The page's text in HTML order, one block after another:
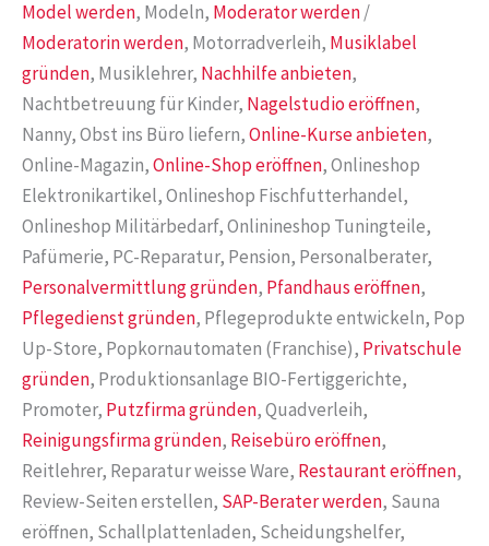
Model werden, Modeln, Moderator werden/
Moderatorin werden, Motorradverleih, Musiklabel
gründen, Musiklehrer, Nachhilfe anbieten,
Nachtbetreuung für Kinder, Nagelstudio eröffnen,
Nanny, Obst ins Büro liefern,Online-Kurse anbieten,
Online-Magazin,Online-Shop eröffnen, Onlineshop
Elektronikartikel, Onlineshop Fischfutterhandel,
Onlineshop Militärbedarf, Onlinineshop Tuningteile,
Pafümerie, PC-Reparatur, Pension, Personalberater,
Personalvermittlung gründen, Pfandhaus eröffnen,
Pflegedienst gründen, Pflegeprodukte entwickeln, Pop
Up-Store, Popkornautomaten (Franchise), Privatschule
gründen, Produktionsanlage BIO-Fertiggerichte,
Promoter, Putzfirma gründen, Quadverleih,
Reinigungsfirma gründen, Reisebüro eröffnen,
Reitlehrer, Reparatur weisse Ware, Restaurant eröffnen,
Review-Seiten erstellen, SAP-Berater werden, Sauna
eröffnen, Schallplattenladen, Scheidungshelfer,